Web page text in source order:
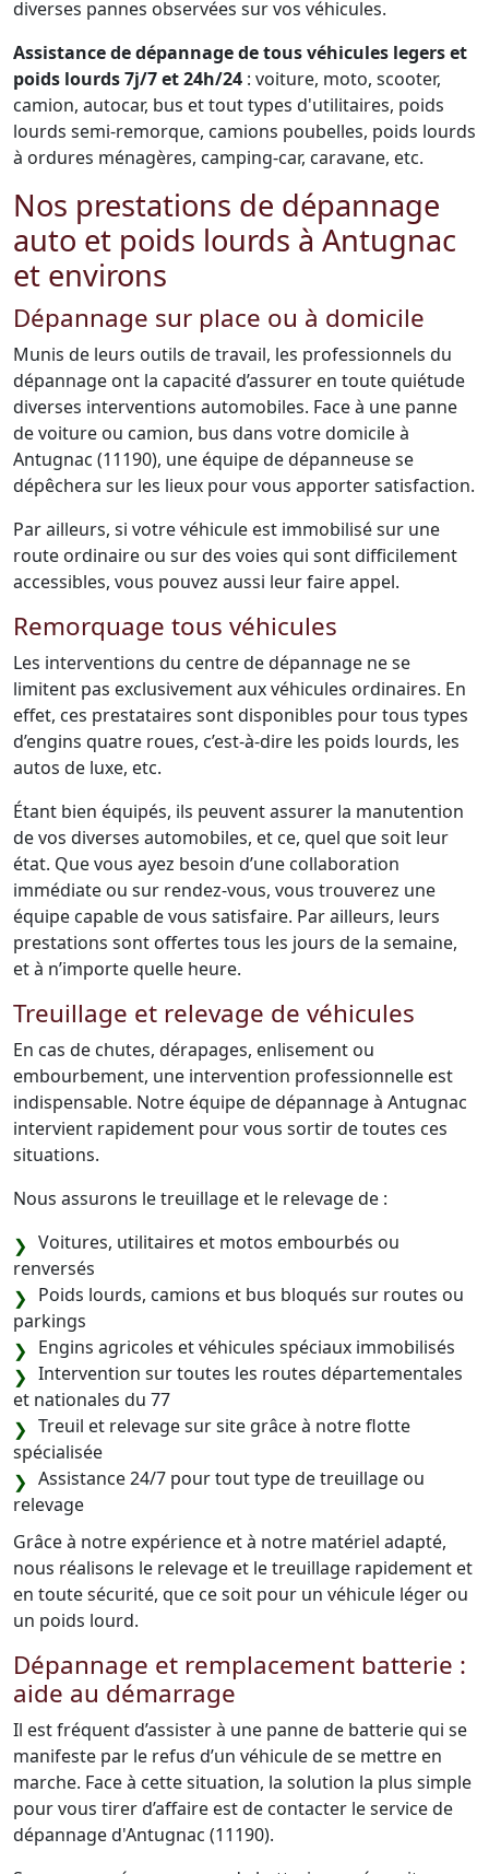
diverses pannes observées sur vos véhicules.
Assistance de dépannage de tous véhicules legers et
poids lourds 7j/7 et 24h/24 : voiture, moto, scooter,
camion, autocar, bus et tout types d'utilitaires, poids
lourds semi-remorque, camions poubelles, poids lourds
à ordures ménagères, camping-car, caravane, etc.
Nos prestations de dépannage
auto et poids lourds à Antugnac
et environs
Dépannage sur place ou à domicile
Munis de leurs outils de travail, les professionnels du
dépannage ont la capacité d’assurer en toute quiétude
diverses interventions automobiles. Face à une panne
de voiture ou camion, bus dans votre domicile à
Antugnac (11190), une équipe de dépanneuse se
dépêchera sur les lieux pour vous apporter satisfaction.
Par ailleurs, si votre véhicule est immobilisé sur une
route ordinaire ou sur des voies qui sont difficilement
accessibles, vous pouvez aussi leur faire appel.
Remorquage tous véhicules
Les interventions du centre de dépannage ne se
limitent pas exclusivement aux véhicules ordinaires. En
effet, ces prestataires sont disponibles pour tous types
d’engins quatre roues, c’est-à-dire les poids lourds, les
autos de luxe, etc.
Étant bien équipés, ils peuvent assurer la manutention
de vos diverses automobiles, et ce, quel que soit leur
état. Que vous ayez besoin d’une collaboration
immédiate ou sur rendez-vous, vous trouverez une
équipe capable de vous satisfaire. Par ailleurs, leurs
prestations sont offertes tous les jours de la semaine,
et à n’importe quelle heure.
Treuillage et relevage de véhicules
En cas de chutes, dérapages, enlisement ou
embourbement, une intervention professionnelle est
indispensable. Notre équipe de dépannage à Antugnac
intervient rapidement pour vous sortir de toutes ces
situations.
Nous assurons le treuillage et le relevage de :
Voitures, utilitaires et motos embourbés ou
renversés
Poids lourds, camions et bus bloqués sur routes ou
parkings
Engins agricoles et véhicules spéciaux immobilisés
Intervention sur toutes les routes départementales
et nationales du 77
Treuil et relevage sur site grâce à notre flotte
spécialisée
Assistance 24/7 pour tout type de treuillage ou
relevage
Grâce à notre expérience et à notre matériel adapté,
nous réalisons le relevage et le treuillage rapidement et
en toute sécurité, que ce soit pour un véhicule léger ou
un poids lourd.
Dépannage et remplacement batterie :
aide au démarrage
Il est fréquent d’assister à une panne de batterie qui se
manifeste par le refus d’un véhicule de se mettre en
marche. Face à cette situation, la solution la plus simple
pour vous tirer d’affaire est de contacter le service de
dépannage d'Antugnac (11190).